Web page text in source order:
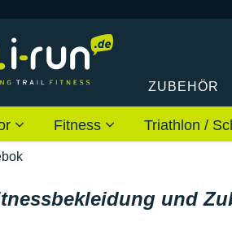
ZUBEHÖR
Fitness Triathlon /
und